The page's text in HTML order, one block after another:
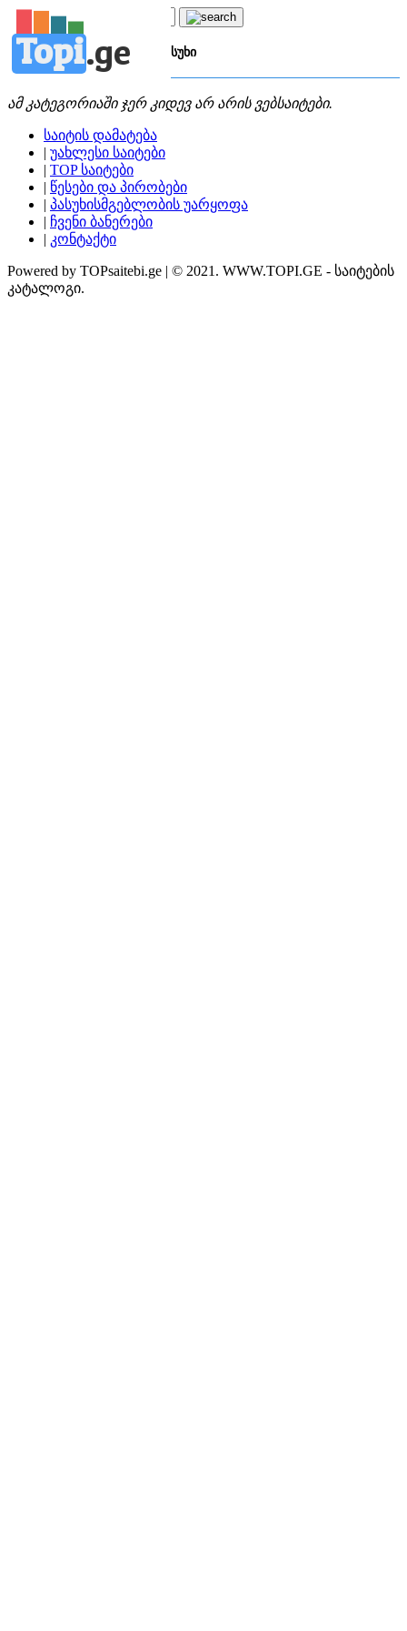
Topi.ge
კატეგორია: კითხვა-პასუხი
ამ კატეგორიაში ჯერ კიდევ არ არის ვებსაიტები.
საიტის დამატება
| უახლესი საიტები
| TOP საიტები
| წესები და პირობები
| პასუხისმგებლობის უარყოფა
| ჩვენი ბანერები
| კონტაქტი
Powered by TOPsaitebi.ge | © 2021. WWW.TOPI.GE - საიტების
კატალოგი.